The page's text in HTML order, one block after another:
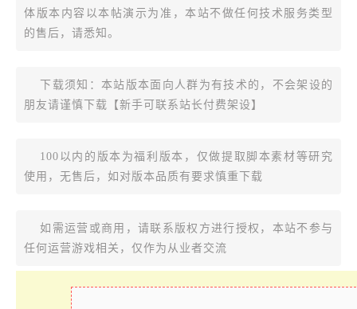
体版本内容以本帖演示为准，本站不做任何技术服务类型
的售后，请悉知。
下载须知：本站版本面向人群为有技术的，不会架设的
朋友请谨慎下载【新手可联系站长付费架设】
100以内的版本为福利版本，仅做提取脚本素材等研究
使用，无售后，如对版本品质有要求慎重下载
如需运营或商用，请联系版权方进行授权，本站不参与
任何运营游戏相关，仅作为从业者交流